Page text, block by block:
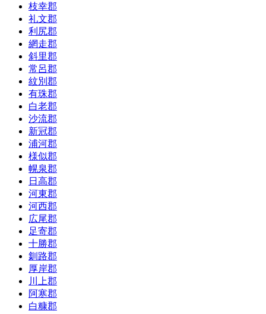
枝幸郡
礼文郡
利尻郡
網走郡
斜里郡
常呂郡
紋別郡
有珠郡
白老郡
沙流郡
新冠郡
浦河郡
様似郡
幌泉郡
日高郡
河東郡
河西郡
広尾郡
足寄郡
十勝郡
釧路郡
厚岸郡
川上郡
阿寒郡
白糠郡